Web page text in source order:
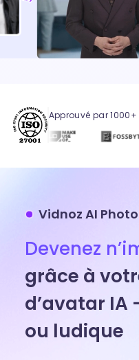
Approuvé par
Vidnoz AI
Devenez
grâce à
d’avatar IA
ou ludique